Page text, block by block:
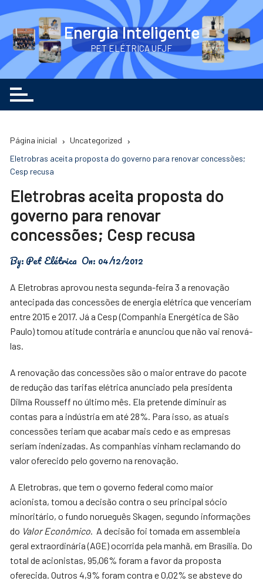
o
conteúdo
Energia Inteligente
PET ELÉTRICA UFJF
Página inicial
Uncategorized
Eletrobras aceita proposta do governo para renovar concessões;
Cesp recusa
Eletrobras aceita proposta do
governo para renovar
concessões; Cesp recusa
By:Pet Elétrica On: 04/12/2012
A Eletrobras aprovou nesta segunda-feira 3 a renovação
antecipada das concessões de energia elétrica que venceriam
entre 2015 e 2017. Já a Cesp (Companhia Energética de São
Paulo) tomou atitude contrária e anunciou que não vai renová-
las.
A renovação das concessões são o maior entrave do pacote
de redução das tarifas elétrica anunciado pela presidenta
Dilma Rousseff no último mês. Ela pretende diminuir as
contas para a indústria em até 28%. Para isso, as atuais
concessões teriam que acabar mais cedo e as empresas
seriam indenizadas. As companhias vinham reclamando do
valor oferecido pelo governo na renovação.
A Eletrobras, que tem o governo federal como maior
acionista, tomou a decisão contra o seu principal sócio
minoritário, o fundo norueguês Skagen, segundo informações
do Valor Econômico. A decisão foi tomada em assembleia
geral extraordinária (AGE) ocorrida pela manhã, em Brasília. Do
total de acionistas, 95,06% foram a favor da proposta
oferecida. Outros 4,9% foram contra e 0,02% se absteve do